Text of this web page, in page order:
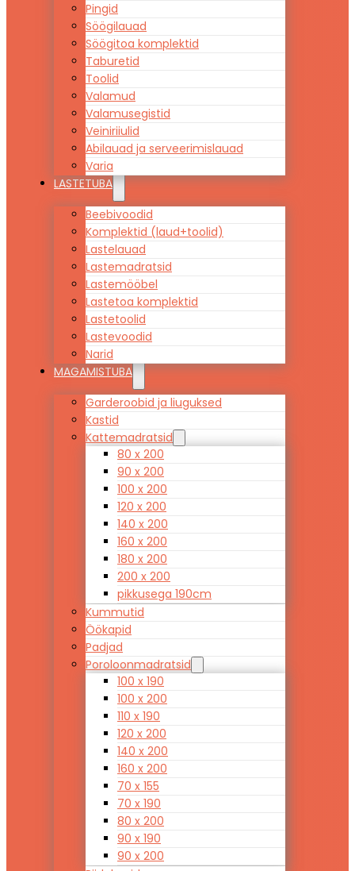
Pingid
Söögilauad
Söögitoa komplektid
Taburetid
Toolid
Valamud
Valamusegistid
Veiniriiulid
Abilauad ja serveerimislauad
Varia
LASTETUBA
Beebivoodid
Komplektid (laud+toolid)
Lastelauad
Lastemadratsid
Lastemööbel
Lastetoa komplektid
Lastetoolid
Lastevoodid
Narid
MAGAMISTUBA
Garderoobid ja liuguksed
Kastid
Kattemadratsid
80 x 200
90 x 200
100 x 200
120 x 200
140 x 200
160 x 200
180 x 200
200 x 200
pikkusega 190cm
Kummutid
Öökapid
Padjad
Poroloonmadratsid
100 x 190
100 x 200
110 x 190
120 x 200
140 x 200
160 x 200
70 x 155
70 x 190
80 x 200
90 x 190
90 x 200